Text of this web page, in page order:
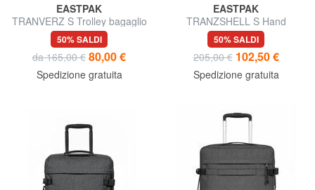
EASTPAK
TRANVERZ S Trolley bagaglio
a mano
50% SALDI
da 165,00 € 80,00 €
Spedizione gratuita
EASTPAK
TRANZSHELL S Hand
luggage trolley
50% SALDI
205,00 € 102,50 €
Spedizione gratuita